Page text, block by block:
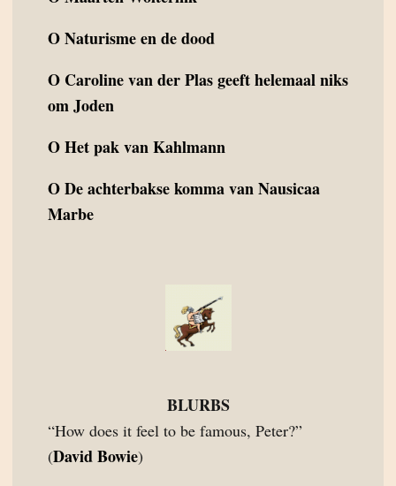
ONaturisme en de dood
O Caroline van der Plas geeft helemaal niks
om Joden
OHet pak van Kahlmann
ODe achterbakse komma van Nausicaa
Marbe
BLURBS
“How does it feel to be famous, Peter?”
(David Bowie)